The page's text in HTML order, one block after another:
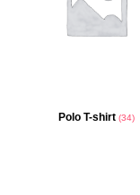
Polo T-shirt (34)